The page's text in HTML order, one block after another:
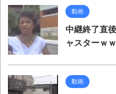
動画
中継終了直
ャスターｗ
動画